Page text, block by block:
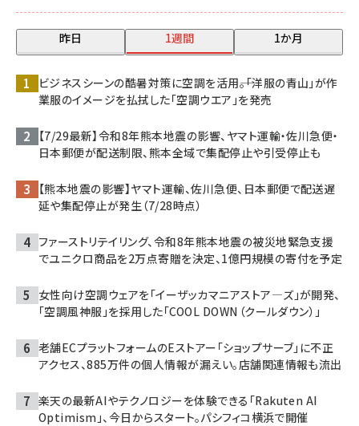
昨日 1週間 1か月
ビジネスシーンの酷暑対策に空調を活用――。「洋服の青山」が作
業服のイメージを払拭した「空調ウエア」を発売
【7/29最新】令和8年熊本地震の影響、ヤマト運輸・佐川急便・
日本郵便が配送制限、熊本全域で集配停止や引受停止も
【熊本地震の影響】ヤマト運輸、佐川急便、日本郵便で配送遅
延や集配停止が発生（7/28時点）
ファーストリテイリング、令和8年熊本地震の被災地緊急支援
でユニクロ商品を2万点寄贈を決定、1億円規模の寄付を予定
女性向け空調ウェアを「イーザッカマニアストア―ズ」が開発、
「空調風神服」を採用した「COOL DOWN（クールダウン）」
老舗ECプラットフォームのEストアー「ショップサーブ」に不正
アクセス、885万件の個人情報が漏えい。店舗関連情報も流出
楽天の最新AIやテクノロジーを体験できる「Rakuten AI
Optimism」、今日からスタート。パシフィコ横浜で開催